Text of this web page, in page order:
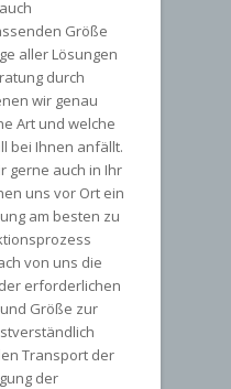
Größe
aller Lösungen
durch
wir genau
Art und welche
bei Ihnen anfällt.
gerne auch in Ihr
uns vor Ort ein
am besten zu
von uns die
erforderlichen
Größe zur
Transport der
der